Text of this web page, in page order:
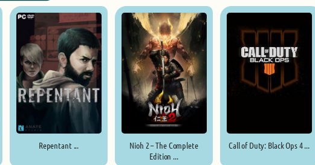
Repentant ...
Nioh 2 – The Complete
Edition ...
Call of Duty: Black Ops 4 ...